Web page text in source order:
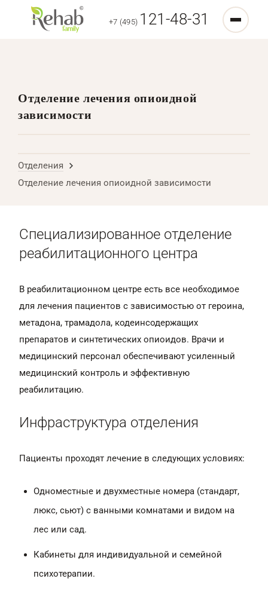
+7 (495) 121-48-31
Отделение лечения опиоидной
зависимости
Отделения
Отделение лечения опиоидной зависимости
Специализированное отделение
реабилитационного центра
В реабилитационном центре есть все необходимое
для лечения пациентов с зависимостью от героина,
метадона, трамадола, кодеинсодержащих
препаратов и синтетических опиоидов. Врачи и
медицинский персонал обеспечивают усиленный
медицинский контроль и эффективную
реабилитацию.
Инфраструктура отделения
Пациенты проходят лечение в следующих условиях:
Одноместные и двухместные номера (стандарт,
люкс, сьют) с ванными комнатами и видом на
лес или сад.
Кабинеты для индивидуальной и семейной
психотерапии.